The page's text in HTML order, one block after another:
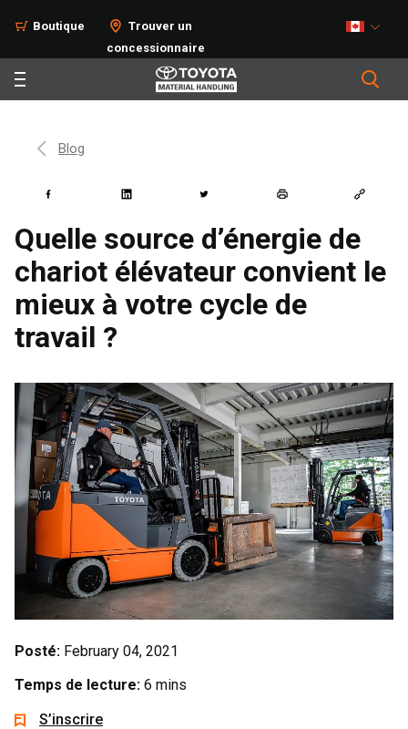
Boutique
Trouver un
concessionnaire
Blog
Quelle source d’énergie de
chariot élévateur convient le
mieux à votre cycle de
travail ?
Posté: February 04, 2021
Temps de lecture: 6 mins
S’inscrire